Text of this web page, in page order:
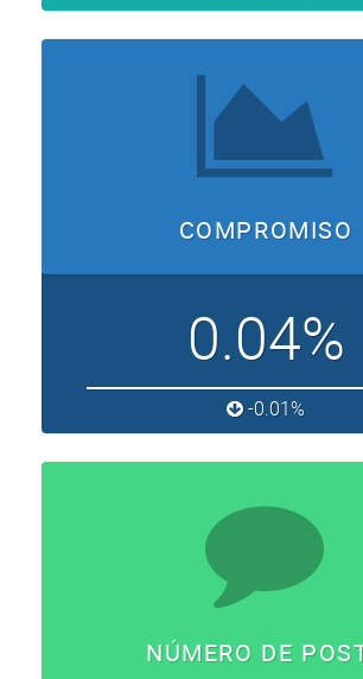
COMPROMISO
0.04%
-0.01%
NÚMERO DE